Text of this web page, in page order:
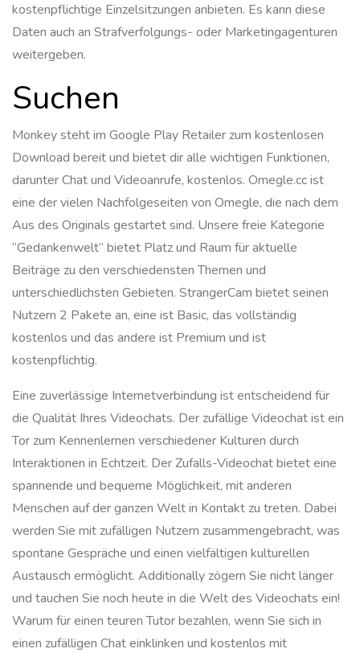
kostenpflichtige Einzelsitzungen anbieten. Es kann diese
Daten auch an Strafverfolgungs- oder Marketingagenturen
weitergeben.
Suchen
Monkey steht im Google Play Retailer zum kostenlosen
Download bereit und bietet dir alle wichtigen Funktionen,
darunter Chat und Videoanrufe, kostenlos. Omegle.cc ist
eine der vielen Nachfolgeseiten von Omegle, die nach dem
Aus des Originals gestartet sind. Unsere freie Kategorie
“Gedankenwelt” bietet Platz und Raum für aktuelle
Beiträge zu den verschiedensten Themen und
unterschiedlichsten Gebieten. StrangerCam bietet seinen
Nutzern 2 Pakete an, eine ist Basic, das vollständig
kostenlos und das andere ist Premium und ist
kostenpflichtig.
Eine zuverlässige Internetverbindung ist entscheidend für
die Qualität Ihres Videochats. Der zufällige Videochat ist ein
Tor zum Kennenlernen verschiedener Kulturen durch
Interaktionen in Echtzeit. Der Zufalls-Videochat bietet eine
spannende und bequeme Möglichkeit, mit anderen
Menschen auf der ganzen Welt in Kontakt zu treten. Dabei
werden Sie mit zufälligen Nutzern zusammengebracht, was
spontane Gespräche und einen vielfältigen kulturellen
Austausch ermöglicht. Additionally zögern Sie nicht länger
und tauchen Sie noch heute in die Welt des Videochats ein!
Warum für einen teuren Tutor bezahlen, wenn Sie sich in
einen zufälligen Chat einklinken und kostenlos mit